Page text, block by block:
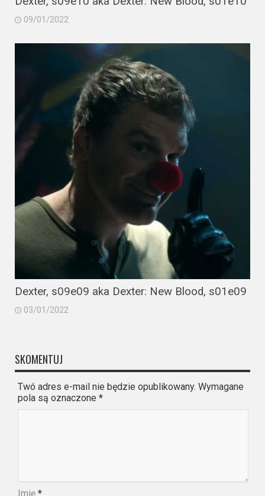
09/01/2022
Dexter, s09e09 aka Dexter: New Blood, s01e09
03/01/2022
SKOMENTUJ
Twó adres e-mail nie będzie opublikowany. Wymagane
pola są oznaczone *
Imię *